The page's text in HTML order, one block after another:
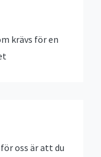
krävs för en
oss är att du